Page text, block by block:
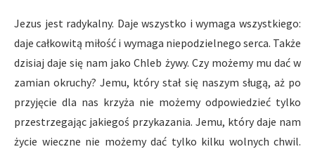
Jezus jest radykalny. Daje wszystko i wymaga wszystkiego:
daje całkowitą miłość i wymaga niepodzielnego serca. Także
dzisiaj daje się nam jako Chleb żywy. Czy możemy mu dać w
zamian okruchy? Jemu, który stał się naszym sługą, aż po
przyjęcie dla nas krzyża nie możemy odpowiedzieć tylko
przestrzegając jakiegoś przykazania. Jemu, który daje nam
życie wieczne nie możemy dać tylko kilku wolnych chwil.